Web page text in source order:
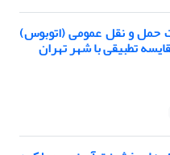
حمل‌ و نقل عمومی (اتوبوس)